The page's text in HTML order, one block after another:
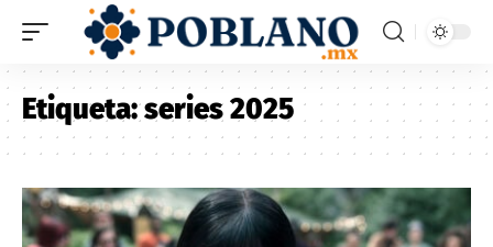
Etiqueta:series 2025